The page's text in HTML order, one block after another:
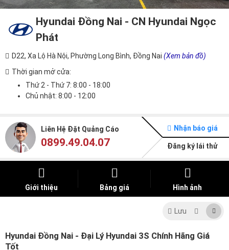
Hyundai Đồng Nai - CN Hyundai Ngọc
Phát
D22, Xa Lộ Hà Nội, Phường Long Bình, Đồng Nai (Xem bản đồ)
Thời gian mở cửa:
Thứ 2 - Thứ 7: 8:00 - 18:00
Chủ nhật: 8:00 - 12:00
Liên Hệ Đặt Quảng Cáo
0899.49.04.07
Nhận báo giá
Đăng ký lái thử
Giới thiệu Bảng giá Hình ảnh
Lưu
Hyundai Đồng Nai - Đại Lý Hyundai 3S Chính Hãng Giá
Tốt